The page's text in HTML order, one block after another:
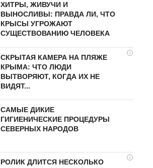
ХИТРЫ, ЖИВУЧИ И
ВЫНОСЛИВЫ: ПРАВДА ЛИ, ЧТО
КРЫСЫ УГРОЖАЮТ
СУЩЕСТВОВАНИЮ ЧЕЛОВЕКА
i
СКРЫТАЯ КАМЕРА НА ПЛЯЖЕ
КРЫМА: ЧТО ЛЮДИ
ВЫТВОРЯЮТ, КОГДА ИХ НЕ
ВИДЯТ...
САМЫЕ ДИКИЕ
ГИГИЕНИЧЕСКИЕ ПРОЦЕДУРЫ
СЕВЕРНЫХ НАРОДОВ
i
РОЛИК ДЛИТСЯ НЕСКОЛЬКО